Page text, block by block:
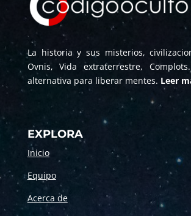
La historia y sus misterios,
Ovnis, Vida extraterrestre,
alternativa para liberar mentes. Leer
EXPLORA
Inicio
Equipo
Acerca de